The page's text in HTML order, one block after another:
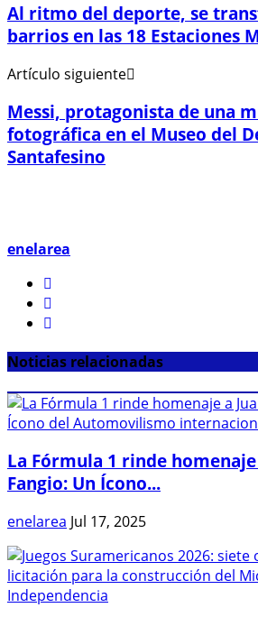
Al ritmo del deporte, se
barrios en las 18 Estaciones
Artículo siguiente
Messi, protagonista de una
fotográfica en el Museo del
Santafesino
enelarea
Noticias relacionadas
La Fórmula 1 rinde
Fangio: Un Ícono...
enelarea Jul 17, 2025